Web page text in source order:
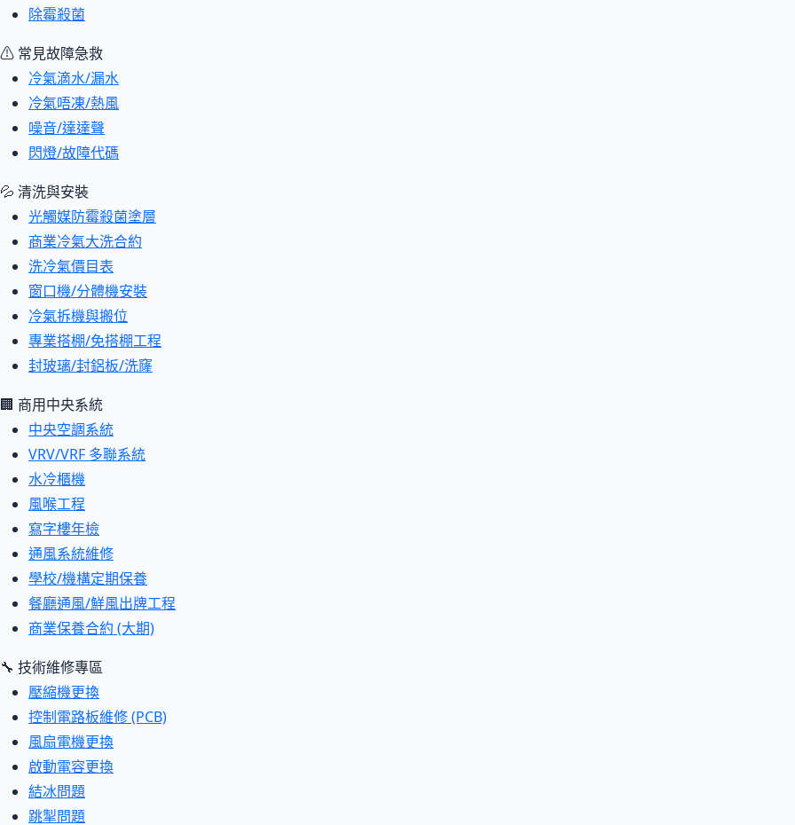
除霉殺菌
⚠ 常見故障急救
冷氣滴水/漏水
冷氣唔凍/熱風
噪音/達達聲
閃燈/故障代碼
💦 清洗與安裝
光觸媒防霉殺菌塗層
商業冷氣大洗合約
洗冷氣價目表
窗口機/分體機安裝
冷氣拆機與搬位
專業搭棚/免搭棚工程
封玻璃/封鋁板/洗窿
🏢 商用中央系統
中央空調系統
VRV/VRF 多聯系統
水冷櫃機
風喉工程
寫字樓年檢
通風系統維修
學校/機構定期保養
餐廳通風/鮮風出牌工程
商業保養合約 (大期)
🔧 技術維修專區
壓縮機更換
控制電路板維修 (PCB)
風扇電機更換
啟動電容更換
結冰問題
跳掣問題